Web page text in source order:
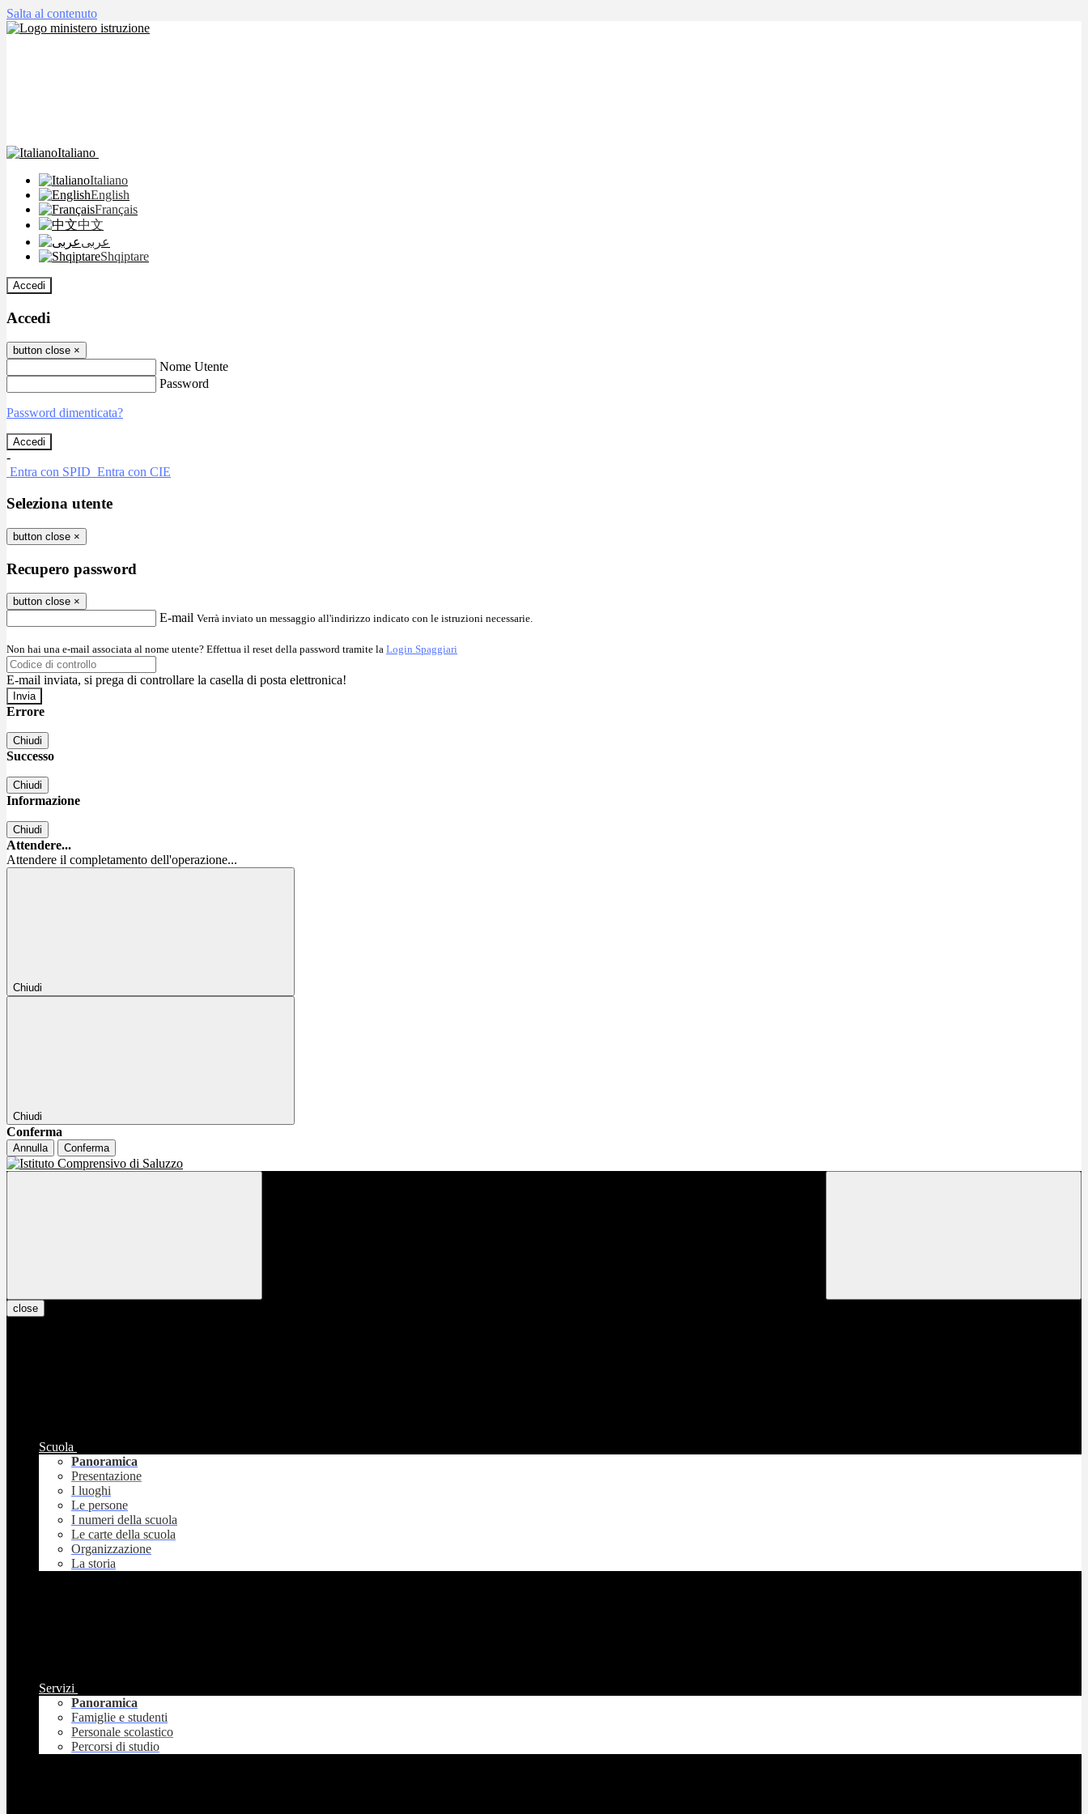
Salta al contenuto
Italiano
Italiano
English
Français
中文
عربى
Shqiptare
Accedi
Accedi
button close ×
Nome Utente
Password
Password dimenticata?
-
Entra con SPID Entra con CIE
Seleziona utente
button close ×
Recupero password
button close ×
E-mail Verrà inviato un messaggio all'indirizzo indicato con le istruzioni necessarie.
Non hai una e-mail associata al nome utente? Effettua il reset della password tramite la Login Spaggiari
E-mail inviata, si prega di controllare la casella di posta elettronica!
Errore
Chiudi
Successo
Chiudi
Informazione
Chiudi
Attendere...
Attendere il completamento dell'operazione...
Chiudi
Chiudi
Conferma
Annulla Conferma
close
Scuola
Panoramica
Presentazione
I luoghi
Le persone
I numeri della scuola
Le carte della scuola
Organizzazione
La storia
Servizi
Panoramica
Famiglie e studenti
Personale scolastico
Percorsi di studio